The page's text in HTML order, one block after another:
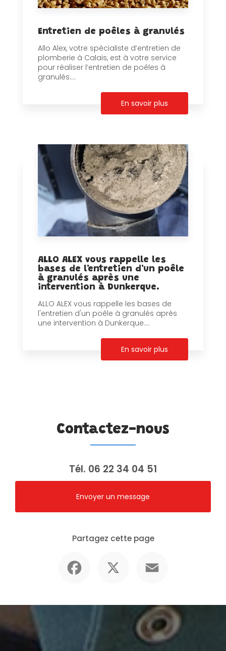
Entretien de poêles à granulés
Allo Alex, votre spécialiste d’entretien de
plomberie à Calais, est à votre service
pour réaliser l’entretien de poêles à
granulés....
En savoir plus
ALLO ALEX vous rappelle les
bases de l'entretien d'un poêle
à granulés après une
intervention à Dunkerque.
ALLO ALEX vous rappelle les bases de
l'entretien d'un poêle à granulés après
une intervention à Dunkerque....
En savoir plus
Contactez-nous
Tél. 06 22 34 04 51
Envoyer un message
Partagez cette page